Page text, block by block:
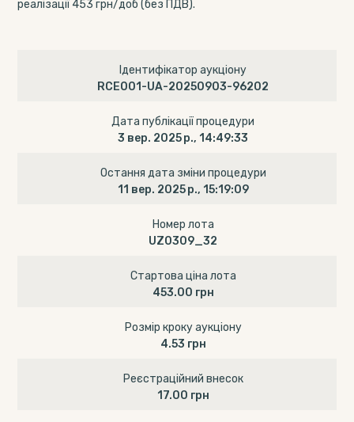
реалізації 453 грн/доб (без ПДВ).
Ідентифікатор аукціону
RCE001-UA-20250903-96202
Дата публікації процедури
3 вер. 2025 р., 14:49:33
Остання дата зміни процедури
11 вер. 2025 р., 15:19:09
Номер лота
UZ0309_32
Стартова ціна лота
453.00 грн
Розмір кроку аукціону
4.53 грн
Реєстраційний внесок
17.00 грн